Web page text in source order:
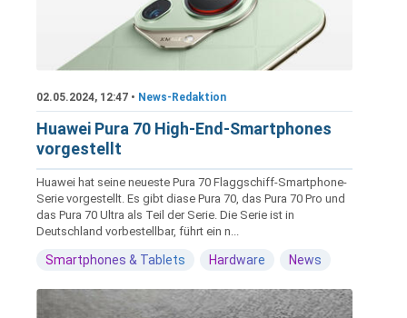
02.05.2024, 12:47 • News-Redaktion
Huawei Pura 70 High-End-Smartphones
vorgestellt
Huawei hat seine neueste Pura 70 Flaggschiff-Smartphone-
Serie vorgestellt. Es gibt diase Pura 70, das Pura 70 Pro und
das Pura 70 Ultra als Teil der Serie. Die Serie ist in
Deutschland vorbestellbar, führt ein n...
Smartphones & Tablets Hardware News